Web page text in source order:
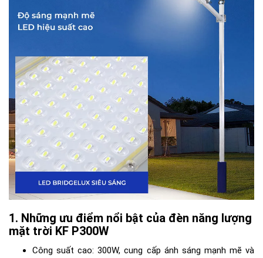
Những ưu điểm nổi bật của đèn năng lượng
mặt trời KF P300W
Công suất cao: 300W, cung cấp ánh sáng mạnh mẽ và